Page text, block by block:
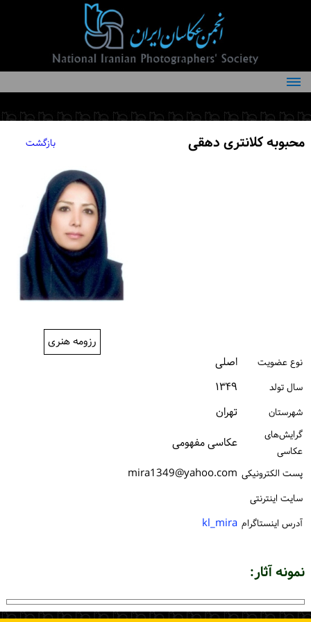
درباره انجمن
کمیته‌های انجمن
اعضاء انجمن
محبوبه کلانتری دهقی بازگشت
رزومه هنری
نوع عضویت اصلی
سال تولد ۱۳۴۹
شهرستان تهران
گرایش‌های
عکاسی
عکاسی مفهومی
پست الكترونیكی mira1349@yahoo.com
سایت اینترنتی
آدرس اینستاگرام kl_mira
نمونه آثار: